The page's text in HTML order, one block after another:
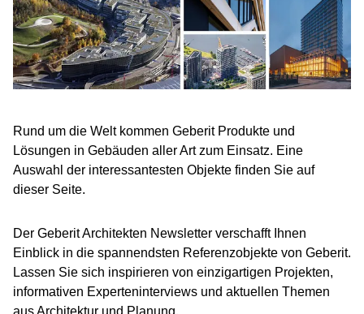
Rund um die Welt kommen Geberit Produkte und
Lösungen in Gebäuden aller Art zum Einsatz. Eine
Auswahl der interessantesten Objekte finden Sie auf
dieser Seite.
Der Geberit Architekten Newsletter verschafft Ihnen
Einblick in die spannendsten Referenzobjekte von Geberit.
Lassen Sie sich inspirieren von einzigartigen Projekten,
informativen Experteninterviews und aktuellen Themen
aus Architektur und Planung.